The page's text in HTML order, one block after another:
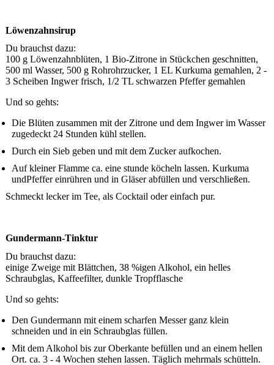
Löwenzahnsirup
Du brauchst dazu:
100 g Löwenzahnblüten, 1 Bio-Zitrone in Stückchen geschnitten,
500 ml Wasser, 500 g Rohrohrzucker, 1 EL Kurkuma gemahlen, 2 -
3 Scheiben Ingwer frisch, 1/2 TL schwarzen Pfeffer gemahlen
Und so gehts:
Die Blüten zusammen mit der Zitrone und dem Ingwer im Wasser
zugedeckt 24 Stunden kühl stellen.
Durch ein Sieb geben und mit dem Zucker aufkochen.
Auf kleiner Flamme ca. eine stunde köcheln lassen. Kurkuma
undPfeffer einrühren und in Gläser abfüllen und verschließen.
Schmeckt lecker im Tee, als Cocktail oder einfach pur.
Gundermann-Tinktur
Du brauchst dazu:
einige Zweige mit Blättchen, 38 %igen Alkohol, ein helles
Schraubglas, Kaffeefilter, dunkle Tropfflasche
Und so gehts:
Den Gundermann mit einem scharfen Messer ganz klein
schneiden und in ein Schraubglas füllen.
Mit dem Alkohol bis zur Oberkante befüllen und an einem hellen
Ort. ca. 3 - 4 Wochen stehen lassen. Täglich mehrmals schütteln.